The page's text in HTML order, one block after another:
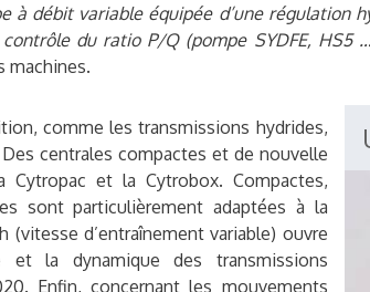
à débit variable équipée d’une
du ratio P/Q (pompe SYDFE, HS5
machines.
comme les transmissions hydrides,
centrales compactes et de nouvelle
et la Cytrobox. Compactes,
sont particulièrement adaptées à la
d’entraînement variable) ouvre
la dynamique des transmissions
Enfin, concernant les mouvements